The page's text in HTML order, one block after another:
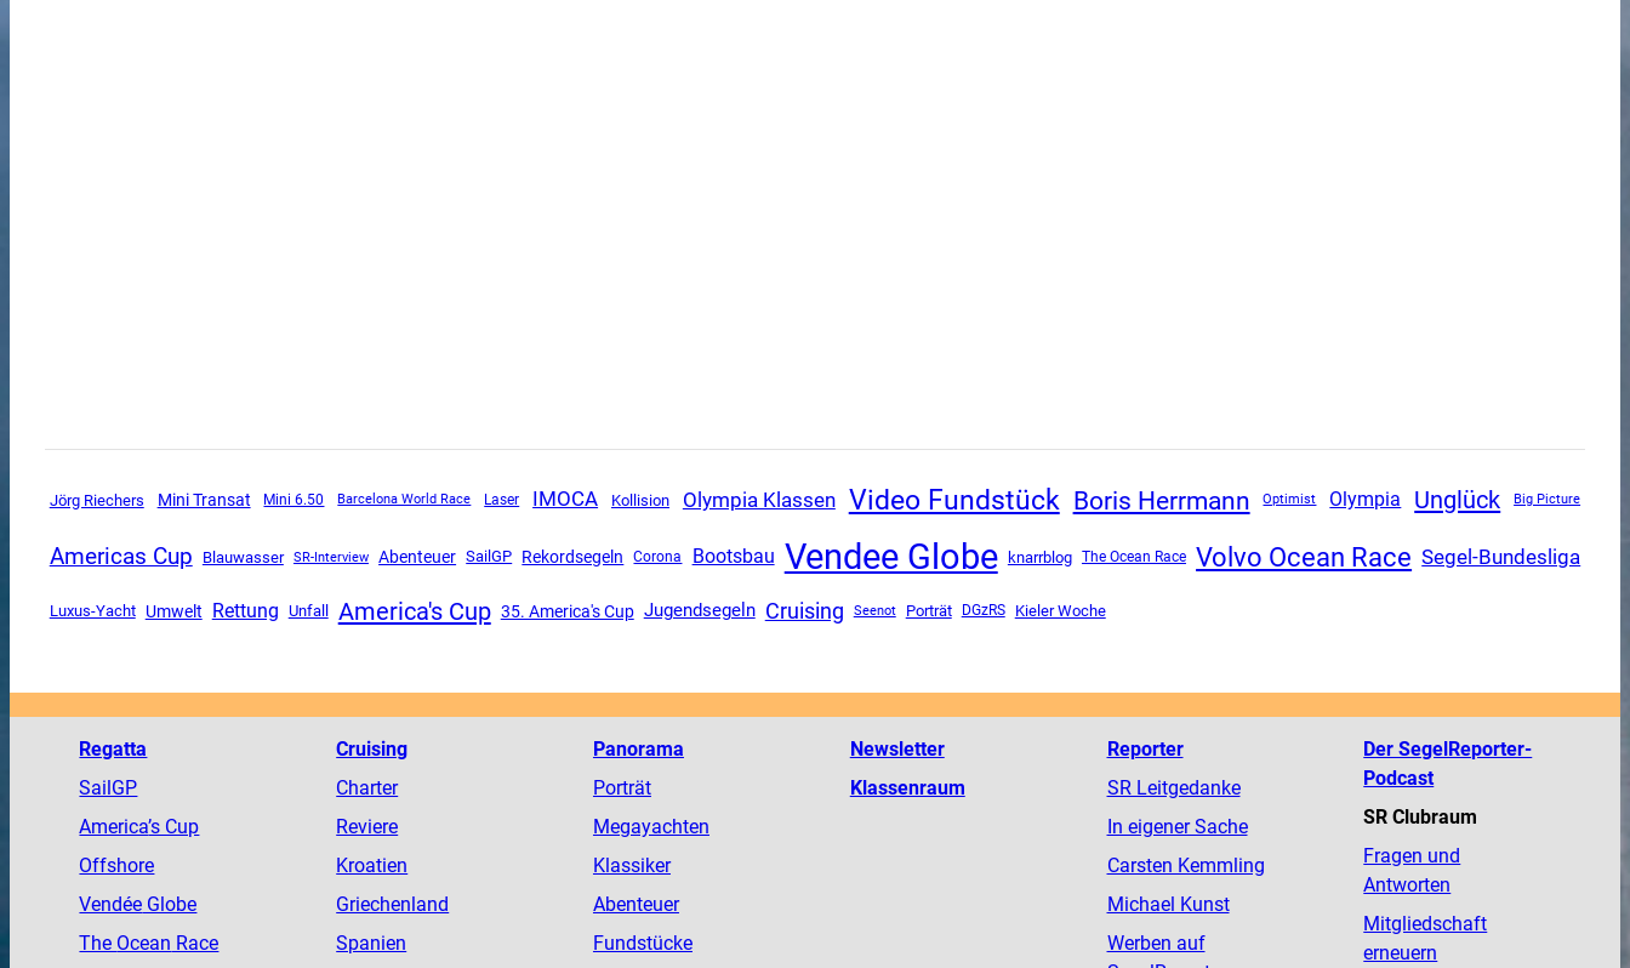
Jörg Riechers Mini Transat Mini 6.50 Barcelona World Race Laser IMOCA Kollision Olympia Klassen Video Fundstück Boris Herrmann Optimist Olympia Unglück Big Picture
Americas Cup Blauwasser SR-Interview Abenteuer SailGP Rekordsegeln Corona Bootsbau Vendee Globe knarrblog The Ocean Race Volvo Ocean Race Segel-Bundesliga
Luxus-Yacht Umwelt Rettung Unfall America's Cup 35. America's Cup Jugendsegeln Cruising Seenot Porträt DGzRS Kieler Woche
Regatta
SailGP
America’s Cup
Offshore
Vendée Globe
The Ocean Race
Cruising
Charter
Reviere
Kroatien
Griechenland
Spanien
Panorama
Porträt
Megayachten
Klassiker
Abenteuer
Fundstücke
Newsletter
Klassenraum
Reporter
SR Leitgedanke
In eigener Sache
Carsten Kemmling
Michael Kunst
Werben auf
Der SegelReporter-
Podcast
SR Clubraum
Fragen und
Antworten
Mitgliedschaft
erneuern